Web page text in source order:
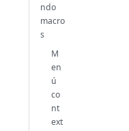
ndo
macro
s
M
en
ú
co
nt
ext